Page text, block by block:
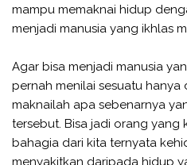
mampu memaknai hidup
menjadi manusia yang ikhlas
Agar bisa menjadi manusia
pernah menilai sesuatu
maknailah apa sebenarnya
tersebut. Bisa jadi orang yang
bahagia dari kita ternyata
menyakitkan daripada hidup